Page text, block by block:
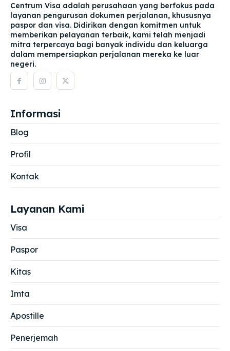
Centrum Visa adalah perusahaan yang berfokus pada
layanan pengurusan dokumen perjalanan, khususnya
paspor dan visa. Didirikan dengan komitmen untuk
memberikan pelayanan terbaik, kami telah menjadi
mitra terpercaya bagi banyak individu dan keluarga
dalam mempersiapkan perjalanan mereka ke luar
negeri.
Informasi
Blog
Profil
Kontak
Layanan Kami
Visa
Paspor
Kitas
Imta
Apostille
Penerjemah